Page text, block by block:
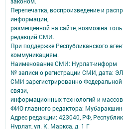
Перепечатка, воспроизведение и
информации,
размещенной на сайте, возможна
редакций СМИ.
При поддержке Республиканского
коммуникациям.
Наименование СМИ: Нурлат-⁠информ
№ записи о регистрации СМИ, дата:
СМИ зарегистрированно
связи,
информационных технологий и
ФИО главного редактора:
Адрес редакции: 423040, РФ,
Нурлат, ул. К. Маркса, д. 1 Г